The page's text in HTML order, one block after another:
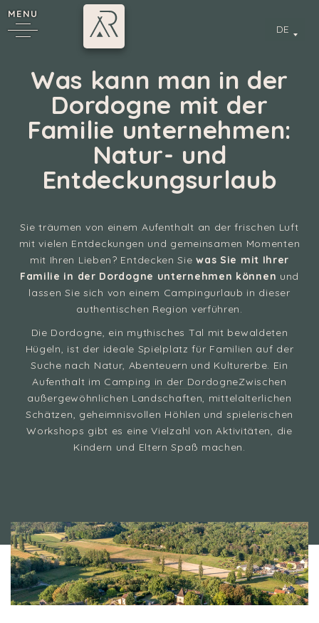
MENU
DE
Was kann man in der
Dordogne mit der
Familie unternehmen:
Natur- und
Entdeckungsurlaub
Sie träumen von einem Aufenthalt an der frischen Luft
mit vielen Entdeckungen und gemeinsamen Momenten
mit Ihren Lieben? Entdecken Siewas Sie mit Ihrer
Familie in der Dordogne unternehmen können und
lassen Sie sich von einem Campingurlaub in dieser
authentischen Region verführen.
Die Dordogne, ein mythisches Tal mit bewaldeten
Hügeln, ist der ideale Spielplatz für Familien auf der
Suche nach Natur, Abenteuern und Kulturerbe. Ein
Aufenthalt im Camping in der DordogneZwischen
außergewöhnlichen Landschaften, mittelalterlichen
Schätzen, geheimnisvollen Höhlen und spielerischen
Workshops gibt es eine Vielzahl von Aktivitäten, die
Kindern und Eltern Spaß machen.
Camping 4 & 5 étoiles/Was kann man in der Dordogne mit der Familie
unternehmen: Natur- und Entdeckungsurlaub